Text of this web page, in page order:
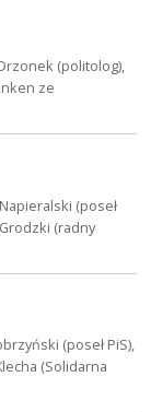
(politolog),
ze
(poseł
(radny
(poseł PiS),
(Solidarna